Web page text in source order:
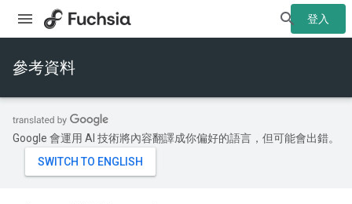
登入
參考資料
Google 會運用 AI 技術將內容翻譯成你偏好的語言，但可能會出錯。